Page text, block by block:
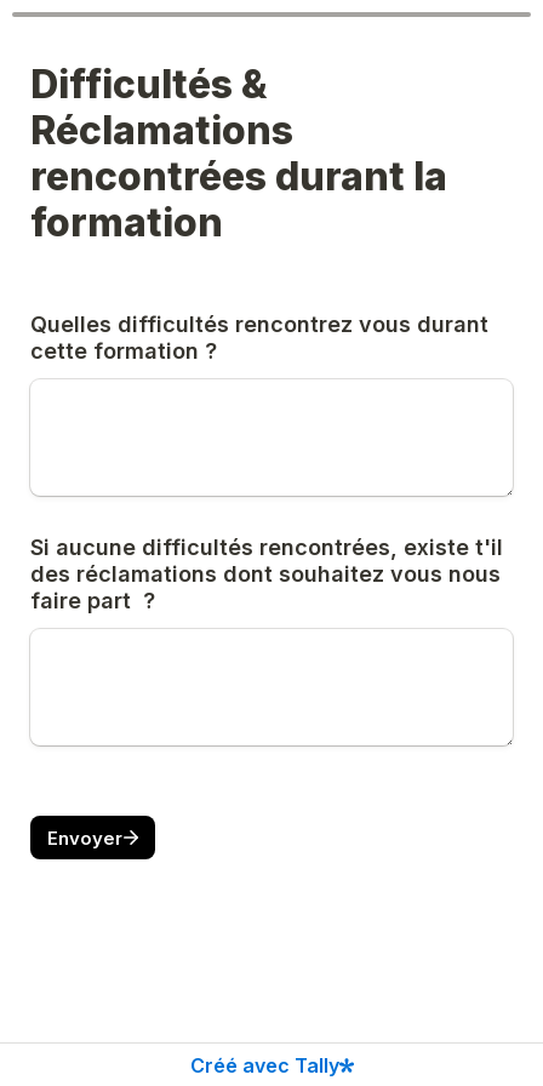
Difficultés &
Réclamations
rencontrées durant la
formation
Quelles difficultés rencontrez vous durant
cette formation ?
Si aucune difficultés rencontrées, existe t'il
des réclamations dont souhaitez vous nous
faire part  ?
Envoyer
Créé avec Tally